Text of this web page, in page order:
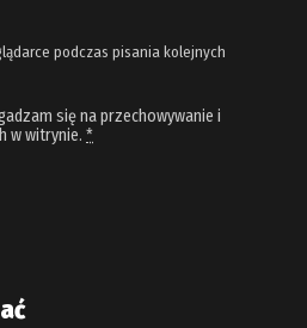
podczas pisania kolejnych
się na przechowywanie i
w witrynie. *